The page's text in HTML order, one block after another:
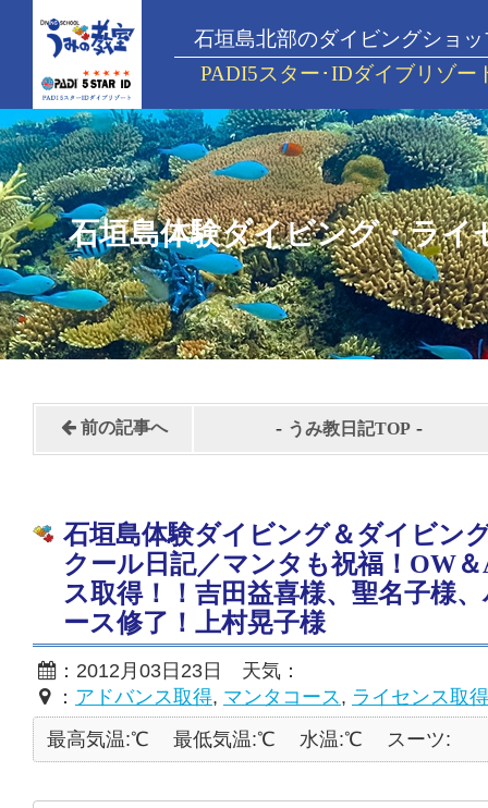
石垣島北部のダイビングショッ
PADI5スター･IDダイブリゾー
石垣島体験ダイビング・ライ
前の記事へ - うみ教日記TOP -
石垣島体験ダイビング＆ダイビン
クール日記／マンタも祝福！OW
ス取得！！吉田益喜様、聖名子様
ース修了！上村晃子様
：2012月03日23日 天気：
： アドバンス取得, マンタコース, ライセンス取得
最高気温:℃
最低気温:℃ 水温:℃ スーツ: